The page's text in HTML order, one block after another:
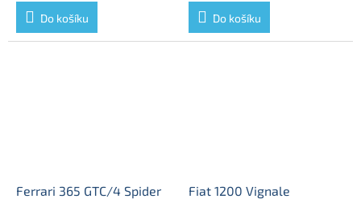
Do košíku Do košíku
Ferrari 365 GTC/4 Spider
Fiat 1200 Vignale